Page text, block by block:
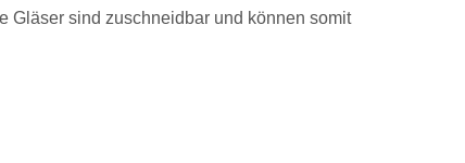
Gläser sind zuschneidbar und können somit